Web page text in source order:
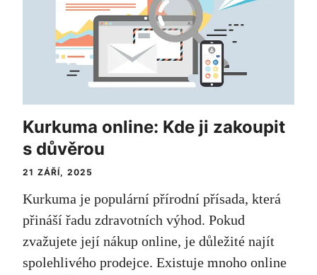
Kurkuma online: Kde ji zakoupit
s důvěrou
21 ZÁŘÍ, 2025
Kurkuma je populární přírodní přísada, která
přináší řadu zdravotních výhod. Pokud
zvažujete její nákup online, je důležité najít
spolehlivého prodejce. Existuje mnoho online